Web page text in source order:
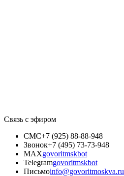
Связь с эфиром
СМС+7 (925) 88-88-948
Звонок+7 (495) 73-73-948
MAXgovoritmskbot
Telegramgovoritmskbot
Письмоinfo@govoritmoskva.ru